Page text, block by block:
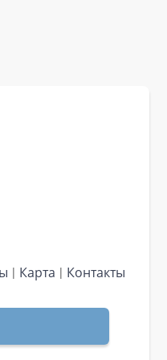
Карта Контакты